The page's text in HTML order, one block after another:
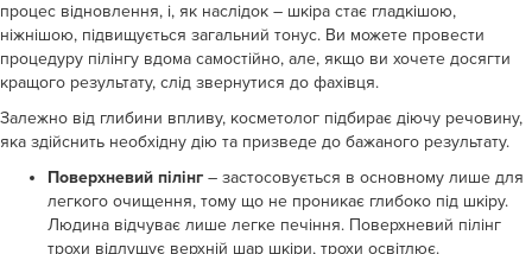
процес відновлення, і, як наслідок – шкіра стає гладкішою,
ніжнішою, підвищується загальний тонус. Ви можете провести
процедуру пілінгу вдома самостійно, але, якщо ви хочете досягти
кращого результату, слід звернутися до фахівця.
Залежно від глибини впливу, косметолог підбирає діючу речовину,
яка здійснить необхідну дію та призведе до бажаного результату.
Поверхневий пілінг – застосовується в основному лише для
легкого очищення, тому що не проникає глибоко під шкіру.
Людина відчуває лише легке печіння. Поверхневий пілінг
трохи відлущує верхній шар шкіри, трохи освітлює.